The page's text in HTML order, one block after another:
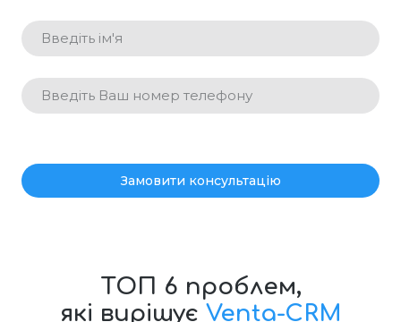
Замовити консультацію
ТОП 6 проблем,
які вирішує Venta-CRM